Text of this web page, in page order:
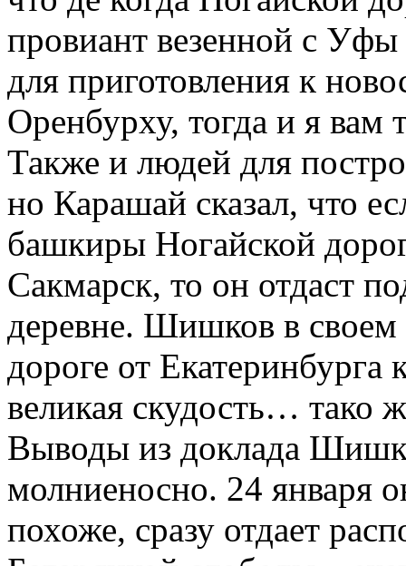
провиант везенной с Уфы
для приготовления к
Оренбурху, тогда и я вам
Также и людей для
но Карашай сказал, что
башкиры Ногайской
Сакмарск, то он отдаст
деревне. Шишков в своем
дороге от
великая скудость… тако
Выводы из доклада
молниеносно. 24 января
похоже, сразу отдает